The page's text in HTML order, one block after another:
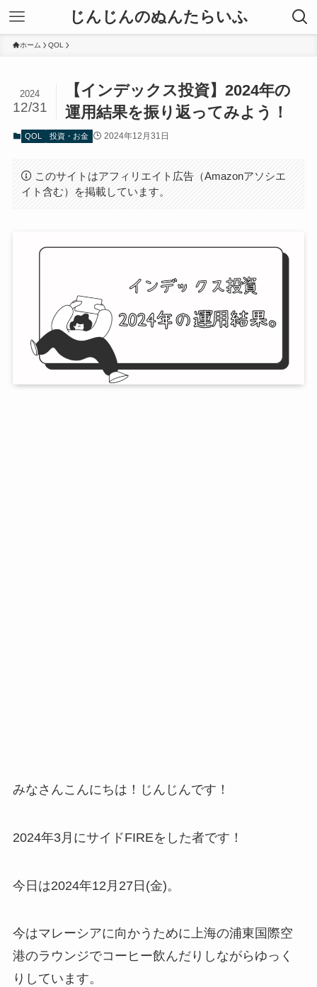
じんじんのぬんたらいふ
ホーム QOL
【インデックス投資】2024年の
運用結果を振り返ってみよう！
2024
12/31
QOL 投資・お金 2024年12月31日
このサイトはアフィリエイト広告（Amazonアソシエ
イト含む）を掲載しています。
みなさんこんにちは！じんじんです！
2024年3月にサイドFIREをした者です！
今日は2024年12月27日(金)。
今はマレーシアに向かうために上海の浦東国際空
港のラウンジでコーヒー飲んだりしながらゆっく
りしています。